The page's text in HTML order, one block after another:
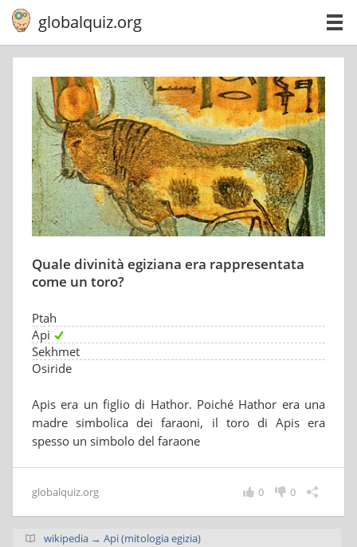
globalquiz.org
Quale divinità egiziana era rappresentata
come un toro?
Ptah
Api
Sekhmet
Osiride
Apis era un figlio di Hathor. Poiché Hathor era una
madre simbolica dei faraoni, il toro di Apis era
spesso un simbolo del faraone
globalquiz.org 0
0
wikipedia → Api (mitologia egizia)